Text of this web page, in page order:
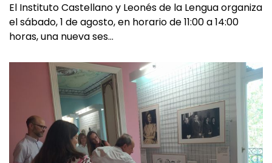
El Instituto Castellano y Leonés de la Lengua organiza
el sábado, 1 de agosto, en horario de 11:00 a 14:00
horas, una nueva ses…